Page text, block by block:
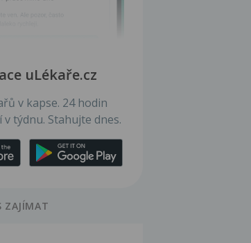
uLékaře.cz
v kapse. 24 hodin
v týdnu. Stahujte dnes.
ZAJÍMAT